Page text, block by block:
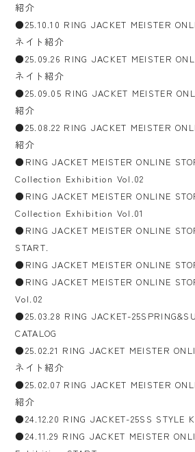
紹介
●25.10.10 RING JACKET MEISTER
ネイト紹介
●25.09.26 RING JACKET MEISTER
ネイト紹介
●25.09.05 RING JACKET MEISTER
紹介
●25.08.22 RING JACKET MEISTER
紹介
●RING JACKET MEISTER ONLINE
Collection Exhibition Vol.02
●RING JACKET MEISTER ONLINE
Collection Exhibition Vol.01
●RING JACKET MEISTER ONLINE
START.
●RING JACKET MEISTER ONLINE
●RING JACKET MEISTER ONLINE
Vol.02
●25.03.28 RING JACKET-
CATALOG
●25.02.21 RING JACKET MEISTER
ネイト紹介
●25.02.07 RING JACKET MEISTER
紹介
●24.12.20 RING JACKET-25SS STYLE
●24.11.29 RING JACKET MEISTER